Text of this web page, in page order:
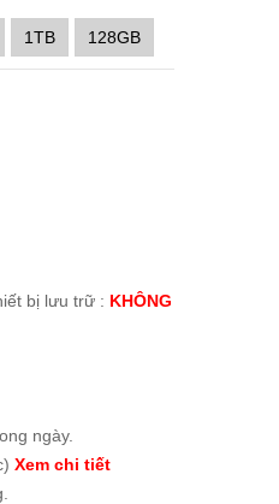
1TB 128GB
bị lưu trữ : KHÔNG
ngày.
Xem chi tiết